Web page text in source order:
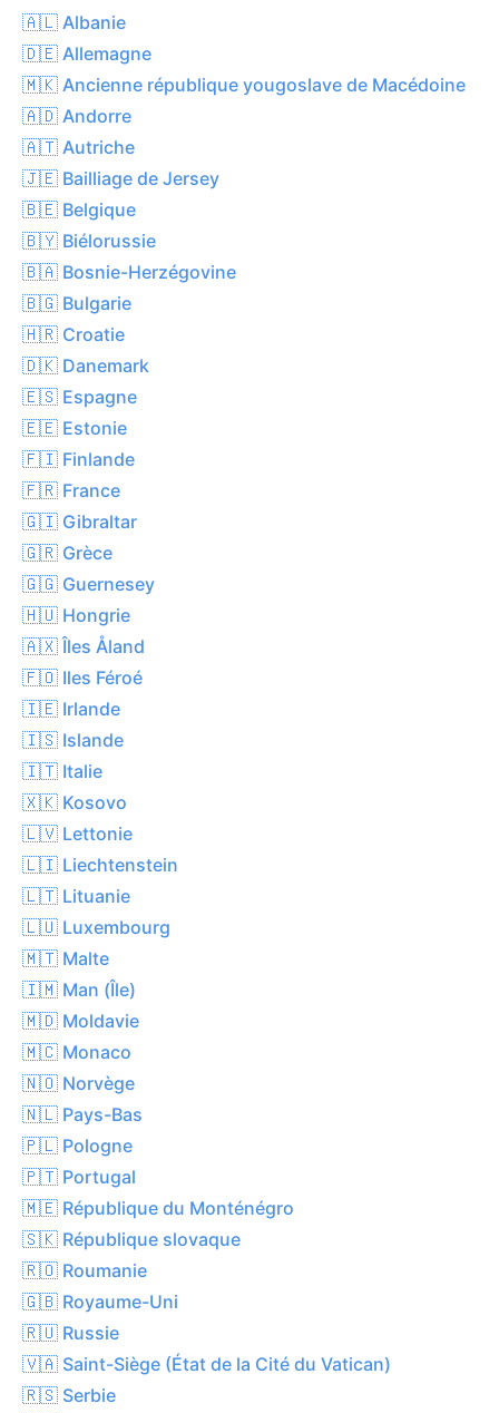
🇦🇱 Albanie
🇩🇪 Allemagne
🇲🇰 Ancienne république yougoslave de Macédoine
🇦🇩 Andorre
🇦🇹 Autriche
🇯🇪 Bailliage de Jersey
🇧🇪 Belgique
🇧🇾 Biélorussie
🇧🇦 Bosnie-Herzégovine
🇧🇬 Bulgarie
🇭🇷 Croatie
🇩🇰 Danemark
🇪🇸 Espagne
🇪🇪 Estonie
🇫🇮 Finlande
🇫🇷 France
🇬🇮 Gibraltar
🇬🇷 Grèce
🇬🇬 Guernesey
🇭🇺 Hongrie
🇦🇽 Îles Åland
🇫🇴 Iles Féroé
🇮🇪 Irlande
🇮🇸 Islande
🇮🇹 Italie
🇽🇰 Kosovo
🇱🇻 Lettonie
🇱🇮 Liechtenstein
🇱🇹 Lituanie
🇱🇺 Luxembourg
🇲🇹 Malte
🇮🇲 Man (Île)
🇲🇩 Moldavie
🇲🇨 Monaco
🇳🇴 Norvège
🇳🇱 Pays-Bas
🇵🇱 Pologne
🇵🇹 Portugal
🇲🇪 République du Monténégro
🇸🇰 République slovaque
🇷🇴 Roumanie
🇬🇧 Royaume-Uni
🇷🇺 Russie
🇻🇦 Saint-Siège (État de la Cité du Vatican)
🇷🇸 Serbie